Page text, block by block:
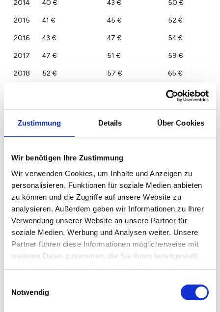
Zustimmung Details Über Cookies
Wir benötigen Ihre Zustimmung
Wir verwenden Cookies, um Inhalte und Anzeigen zu
personalisieren, Funktionen für soziale Medien anbieten
zu können und die Zugriffe auf unsere Website zu
analysieren. Außerdem geben wir Informationen zu Ihrer
Verwendung unserer Website an unsere Partner für
soziale Medien, Werbung und Analysen weiter. Unsere
Partner führen diese Informationen möglicherweise mit
weiteren Daten zusammen, die Sie ihnen bereitgestellt
haben oder die sie im Rahmen Ihrer Nutzung der Dienste
Notwendig
2014 40 € 43 € 50 €
2015 41 € 45 € 52 €
2016 43 € 47 € 54 €
2017 47 € 51 € 59 €
2018 52 € 57 € 65 €
71 €
2020 57 € 61 € 71 €
2021 59 € 64 € 74 €
2023 60 € 65 €